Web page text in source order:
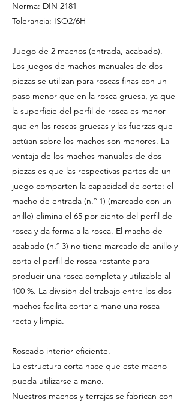
Norma: DIN 2181
Tolerancia: ISO2/6H
Juego de 2 machos (entrada, acabado).
Los juegos de machos manuales de dos
piezas se utilizan para roscas finas con un
paso menor que en la rosca gruesa, ya que
la superficie del perfil de rosca es menor
que en las roscas gruesas y las fuerzas que
actúan sobre los machos son menores. La
ventaja de los machos manuales de dos
piezas es que las respectivas partes de un
juego comparten la capacidad de corte: el
macho de entrada (n.º 1) (marcado con un
anillo) elimina el 65 por ciento del perfil de
rosca y da forma a la rosca. El macho de
acabado (n.º 3) no tiene marcado de anillo y
corta el perfil de rosca restante para
producir una rosca completa y utilizable al
100 %. La división del trabajo entre los dos
machos facilita cortar a mano una rosca
recta y limpia.
Roscado interior eficiente.
La estructura corta hace que este macho
pueda utilizarse a mano.
Nuestros machos y terrajas se fabrican con